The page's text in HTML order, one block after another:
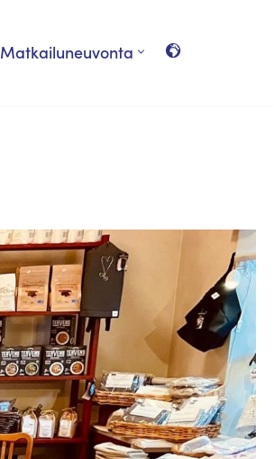
Matkailuneuvonta